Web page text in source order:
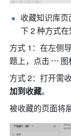
收藏知识库
下 2 种方式在
方式 1：在左侧
题上，点击
图
方式 2：打开需
加到收藏。
被收藏的页面将